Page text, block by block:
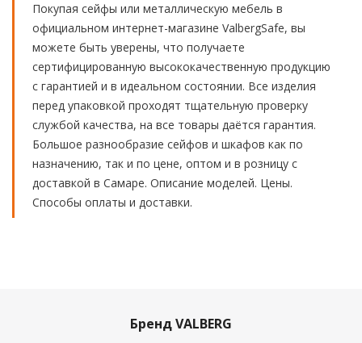
Покупая сейфы или металлическую мебель в
официальном интернет-магазине ValbergSafe, вы
можете быть уверены, что получаете
сертифицированную высококачественную продукцию
с гарантией и в идеальном состоянии. Все изделия
перед упаковкой проходят тщательную проверку
службой качества, на все товары даётся гарантия.
Большое разнообразие сейфов и шкафов как по
назначению, так и по цене, оптом и в розницу с
доставкой в Самаре. Описание моделей. Цены.
Способы оплаты и доставки.
Бренд VALBERG